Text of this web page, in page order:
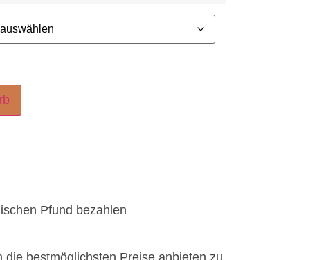
Pfund bezahlen